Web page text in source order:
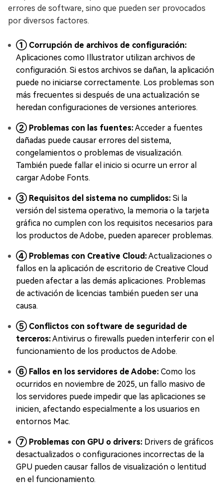
errores de software, sino que pueden ser provocados
por diversos factores.
① Corrupción de archivos de configuración:
Aplicaciones como Illustrator utilizan archivos de
configuración. Si estos archivos se dañan, la aplicación
puede no iniciarse correctamente. Los problemas son
más frecuentes si después de una actualización se
heredan configuraciones de versiones anteriores.
② Problemas con las fuentes:Acceder a fuentes
dañadas puede causar errores del sistema,
congelamientos o problemas de visualización.
También puede fallar el inicio si ocurre un error al
cargar Adobe Fonts.
③ Requisitos del sistema no cumplidos: Si la
versión del sistema operativo, la memoria o la tarjeta
gráfica no cumplen con los requisitos necesarios para
los productos de Adobe, pueden aparecer problemas.
④ Problemas con Creative Cloud:Actualizaciones o
fallos en la aplicación de escritorio de Creative Cloud
pueden afectar a las demás aplicaciones. Problemas
de activación de licencias también pueden ser una
causa.
⑤ Conflictos con software de seguridad de
terceros:Antivirus o firewalls pueden interferir con el
funcionamiento de los productos de Adobe.
⑥ Fallos en los servidores de Adobe: Como los
ocurridos en noviembre de 2025, un fallo masivo de
los servidores puede impedir que las aplicaciones se
inicien, afectando especialmente a los usuarios en
entornos Mac.
⑦ Problemas con GPU o drivers: Drivers de gráficos
desactualizados o configuraciones incorrectas de la
GPU pueden causar fallos de visualización o lentitud
en el funcionamiento.